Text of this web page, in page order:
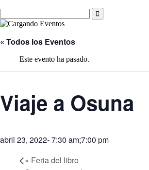
« Todos los Eventos
Este evento ha pasado.
Viaje a Osuna
abril 23, 2022- 7:30 am;7:00 pm
« Feria del libro